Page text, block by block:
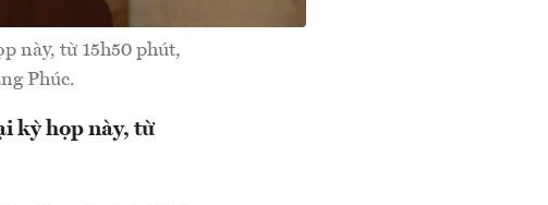
này, từ 15h50 phút,
Phúc.
kỳ họp này, từ